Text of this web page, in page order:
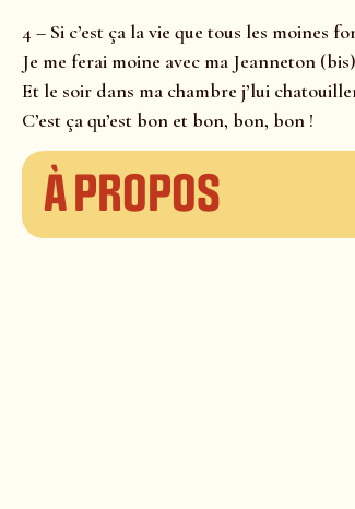
4 – Si c’est ça la vie que tous les moines
Je me ferai moine avec ma Jeanneton (bis)
Et le soir dans ma chambre j’lui
C’est ça qu’est bon et bon, bon, bon !
À propos